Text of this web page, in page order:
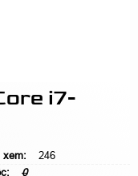
i7-
xem:
246
0